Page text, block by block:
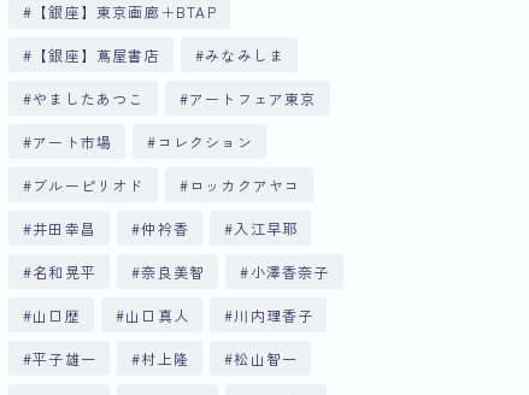
【銀座】東京画廊＋BTAP
【銀座】蔦屋書店 みなみしま
やましたあつこ アートフェア東京
アート市場 コレクション
ブルーピリオド ロッカクアヤコ
井田幸昌 仲衿香 入江早耶
名和晃平 奈良美智 小澤香奈子
山口歴 山口真人 川内理香子
平子雄一 村上隆 松山智一